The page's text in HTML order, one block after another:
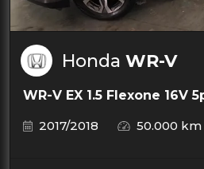
Honda WR-V
WR-V EX 1.5 Flexone 16V
2017/2018
50.000 km